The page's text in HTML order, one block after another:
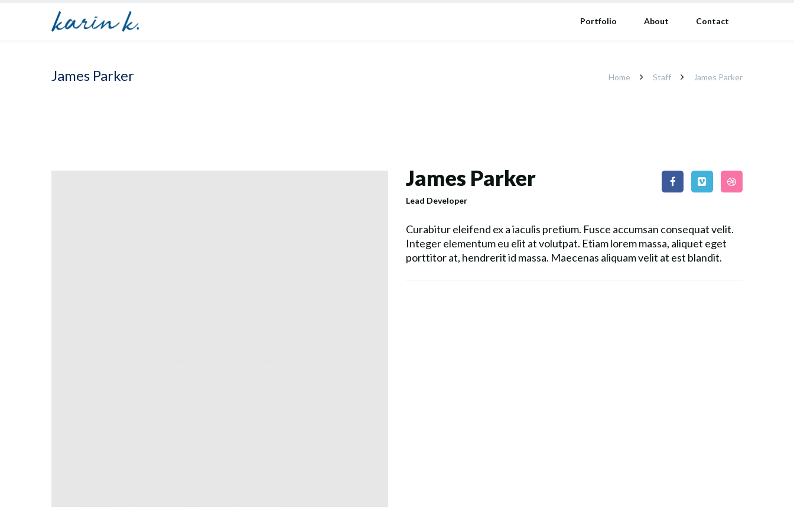
Portfolio About Contact
James Parker Home Staff James Parker
James Parker
Lead Developer
Curabitur eleifend ex a iaculis pretium. Fusce accumsan consequat velit.
Integer elementum eu elit at volutpat. Etiam lorem massa, aliquet eget
porttitor at, hendrerit id massa. Maecenas aliquam velit at est blandit.